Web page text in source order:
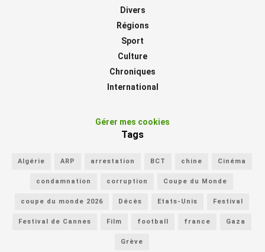
Divers
Régions
Sport
Culture
Chroniques
International
Gérer mes cookies
Tags
Algérie ARP arrestation BCT chine Cinéma
condamnation corruption Coupe du Monde
coupe du monde 2026 Décès Etats-Unis Festival
Festival de Cannes Film football france Gaza
Grève